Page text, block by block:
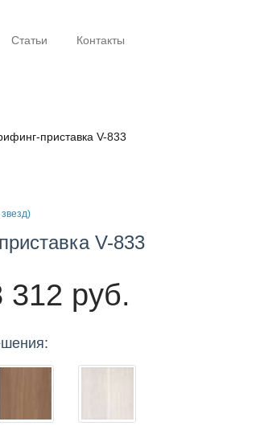
Статьи Контакты
приставка V-833
V-833
312 руб.